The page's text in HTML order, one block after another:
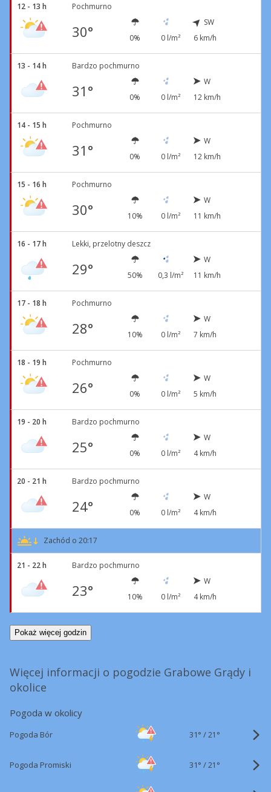
12 - 13 h Pochmurno
30° 0% 0 l/m²
SW
6 km/h
13 - 14 h Bardzo pochmurno
31° 0% 0 l/m²
W
12 km/h
14 - 15 h Pochmurno
31° 0% 0 l/m²
W
12 km/h
15 - 16 h Pochmurno
30° 10% 0 l/m²
W
11 km/h
16 - 17 h Lekki, przelotny deszcz
29° 50% 0,3 l/m²
W
11 km/h
17 - 18 h Pochmurno
28° 10% 0 l/m²
W
7 km/h
18 - 19 h Pochmurno
26° 0% 0 l/m²
W
5 km/h
19 - 20 h Bardzo pochmurno
25° 0% 0 l/m²
W
4 km/h
20 - 21 h Bardzo pochmurno
24° 0% 0 l/m²
W
4 km/h
Zachód o 20:17
21 - 22 h Bardzo pochmurno
23° 10% 0 l/m²
W
4 km/h
Pokaż więcej godzin
Więcej informacji o pogodzie Grabowe Grądy i
okolice
Pogoda w okolicy
Pogoda Bór 31° /21°
Pogoda Promiski 31° /21°